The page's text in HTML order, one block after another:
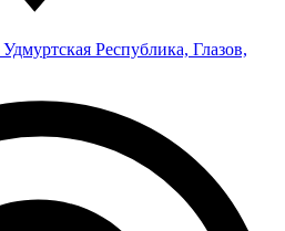
Удмуртская Республика, Глазов,